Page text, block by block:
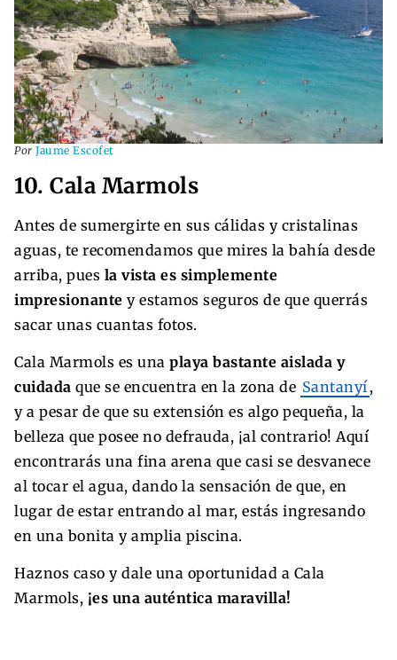
Por Jaume Escofet
10. Cala Marmols
Antes de sumergirte en sus cálidas y cristalinas
aguas, te recomendamos que mires la bahía desde
arriba, pues la vista es simplemente
impresionante y estamos seguros de que querrás
sacar unas cuantas fotos.
Cala Marmols es una playa bastante aislada y
cuidada que se encuentra en la zona de Santanyí ,
y a pesar de que su extensión es algo pequeña, la
belleza que posee no defrauda, ¡al contrario! Aquí
encontrarás una fina arena que casi se desvanece
al tocar el agua, dando la sensación de que, en
lugar de estar entrando al mar, estás ingresando
en una bonita y amplia piscina.
Haznos caso y dale una oportunidad a Cala
Marmols, ¡es una auténtica maravilla!